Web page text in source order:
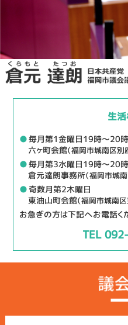
生
●毎月第1金曜日19時～20時
六ヶ町会館（福岡市城南区別
●毎月第3水曜日19時～20
倉元達朗事務所（福岡市城
●奇数月第2木曜日
東油山町会館（福岡市城南
お急ぎの方は下記へお電話く
TEL